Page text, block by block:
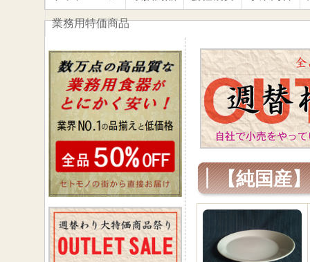
業務用特価商品
【純国産